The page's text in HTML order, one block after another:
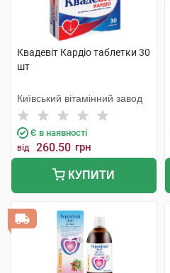
Квадевіт Кардіо таблетки 30
шт
Київський вітамінний завод
Є в наявності
від 260.50 грн
КУПИТИ